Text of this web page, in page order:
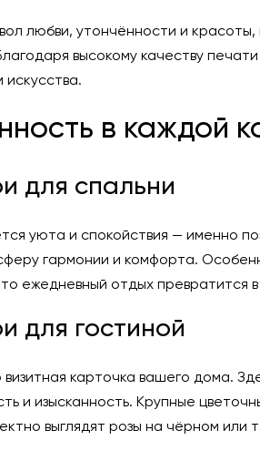
любви, утончённости и
высокому качеству
в каждой
для спальни
уюта и спокойствия — именно
гармонии и комфорта.
ежедневный отдых превратится
для гостиной
визитная карточка вашего дома.
и изысканность. Крупные
выглядят розы на чёрном или